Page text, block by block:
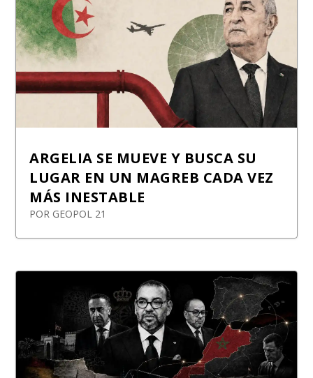
ARGELIA SE MUEVE Y BUSCA SU
LUGAR EN UN MAGREB CADA VEZ
MÁS INESTABLE
POR GEOPOL 21